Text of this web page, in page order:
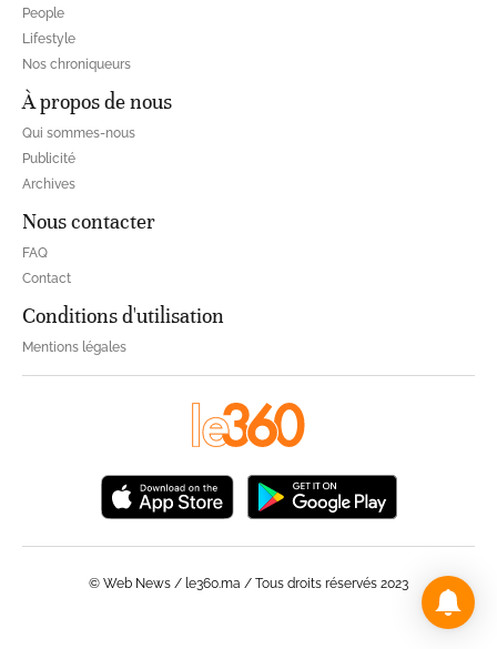
People
Lifestyle
Nos chroniqueurs
À propos de nous
Qui sommes-nous
Publicité
Archives
Nous contacter
FAQ
Contact
Conditions d'utilisation
Mentions légales
© Web News / le360.ma / Tous droits réservés 2023